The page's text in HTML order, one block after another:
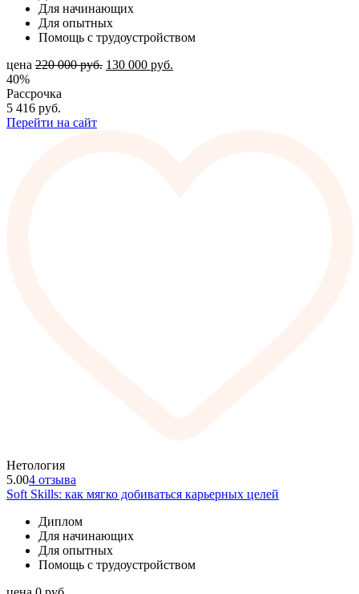
Для начинающих
Для опытных
Помощь с трудоустройством
цена 220 000руб. 130 000 руб.
40%
Рассрочка
5 416 руб.
Перейти на сайт
Нетология
5.004 отзыва
Soft Skills: как мягко добиваться карьерных целей
Диплом
Для начинающих
Для опытных
Помощь с трудоустройством